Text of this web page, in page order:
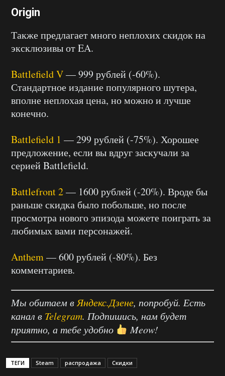
Origin
Также предлагает много неплохих скидок на
эксклюзивы от EA.
Battlefield V— 999 рублей (-60%).
Стандартное издание популярного шутера,
вполне неплохая цена, но можно и лучше
конечно.
Battlefield 1 — 299 рублей (-75%). Хорошее
предложение, если вы вдруг заскучали за
серией Battlefield.
Battlefront 2— 1600 рублей (-20%). Вроде бы
раньше скидка было побольше, но после
просмотра нового эпизода можете поиграть за
любимых вами персонажей.
Anthem— 600 рублей (-80%). Без
комментариев.
Мы обитаем в Яндекс.Дзене, попробуй. Есть
канал в Telegram. Подпишись, нам будет
приятно, а тебе удобно
Meow!
ТЕГИ Steam распродажа Скидки